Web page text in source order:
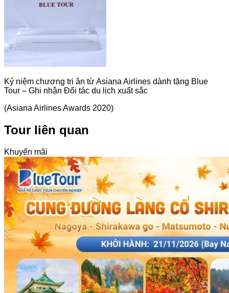
Kỷ niệm chương tri ân từ Asiana Airlines dành tặng Blue
Tour – Ghi nhận Đối tác du lịch xuất sắc
(Asiana Airlines Awards 2020)
Tour liên quan
Khuyến mãi